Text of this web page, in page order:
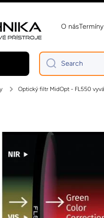
O nás
Search
Optický filtr MidOpt - FL550
information